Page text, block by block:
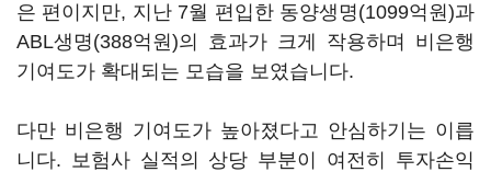
은 편이지만, 지난 7월 편입한 동양생명(1099억원)과
ABL생명(388억원)의 효과가 크게 작용하며 비은행
기여도가 확대되는 모습을 보였습니다.
다만 비은행 기여도가 높아졌다고 안심하기는 이릅
니다. 보험사 실적의 상당 부분이 여전히 투자손익